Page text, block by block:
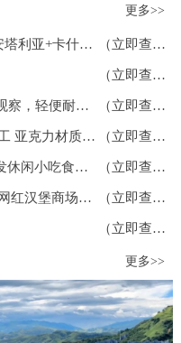
者，则对文气十足的竹编、折
人们最
更多>>
土耳其伊斯坦布尔+卡帕多奇亚+安塔利亚+卡什小镇+费特希耶+地中海7日6晚跟团游 （立即查看）
（立即查看）
尼康阅野8X42望远镜，高清户外观察，轻便耐用，专业狩猎旅行必备 （立即查看）
匠心 旅游文创纪念品 来图来样加工 亚克力材质冰箱贴 个性创意磁力贴 （立即查看）
大麻花 手工特产糕点点心整箱批发休闲小吃食品多味 （立即查看）
经典款鸡蛋仔粉 港式蛋仔预拌粉 网红汉堡商场步行街地摊摆摊小吃 （立即查看）
（立即查看）
更多>>